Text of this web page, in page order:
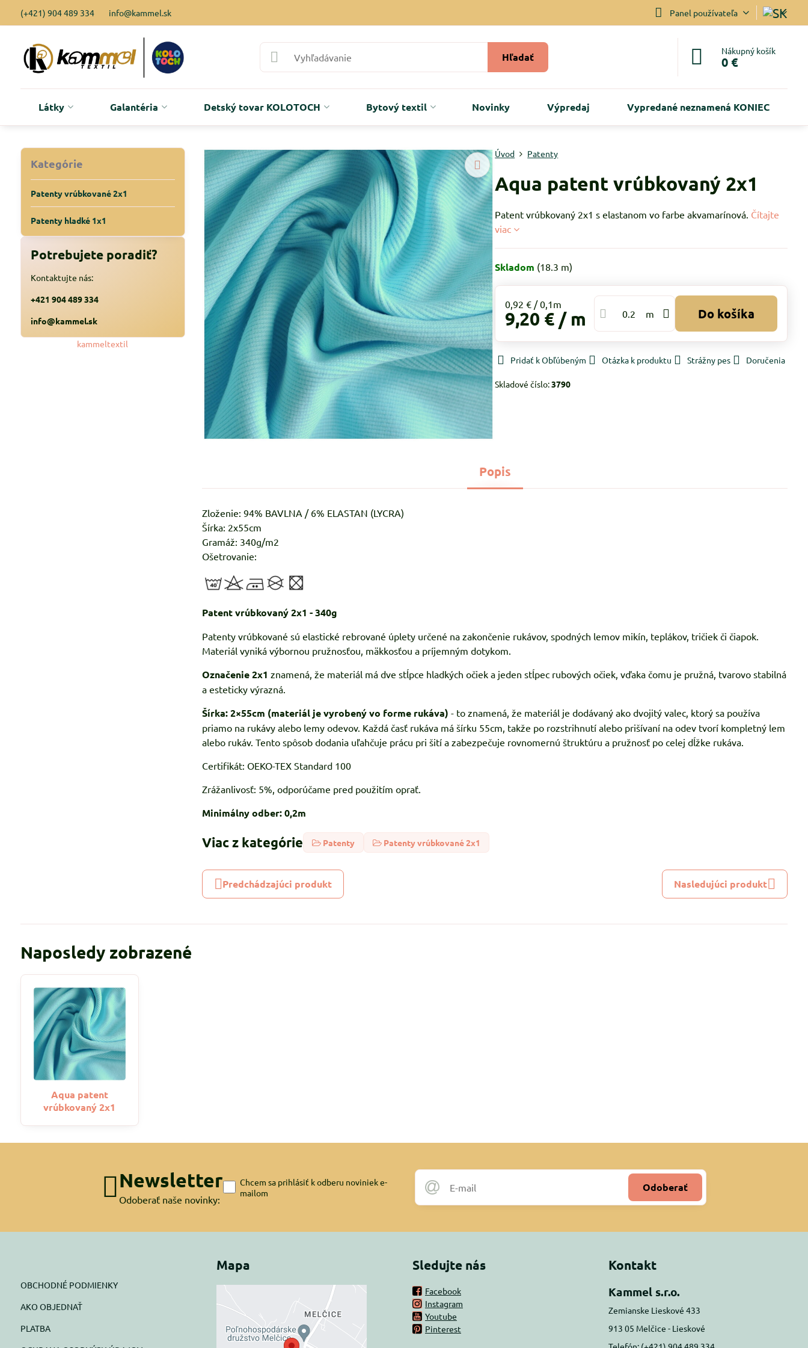
(+421) 904 489 334 info@kammel.sk Panel používateľa
Hľadať Nákupný košík
0 €
Látky Galantéria Detský tovar KOLOTOCH Bytový textil Novinky Výpredaj Vypredané neznamená KONIEC
Úvod Patenty
Aqua patent vrúbkovaný 2x1
Patent vrúbkovaný 2x1 s elastanom vo farbe akvamarínová. Čítajte
viac
Skladom (18.3 m)
0,92 €
9,20 € / m m Do košíka
Pridať k Obľúbeným Otázka k produktu Strážny pes Doručenia
Skladové číslo:3790
Popis
Zloženie: 94% BAVLNA / 6% ELASTAN (LYCRA)
Šírka: 2x55cm
Gramáž: 340g/m2
Ošetrovanie:
Patent vrúbkovaný 2x1 - 340g
Patenty vrúbkované sú elastické rebrované úplety určené na zakončenie rukávov, spodných lemov mikín, teplákov, tričiek či čiapok.
Materiál vyniká výbornou pružnosťou, mäkkosťou a príjemným dotykom.
Označenie 2x1 znamená, že materiál má dve stĺpce hladkých očiek a jeden stĺpec rubových očiek, vďaka čomu je pružná, tvarovo stabilná
a esteticky výrazná.
Šírka: 2×55cm (materiál je vyrobený vo forme rukáva) - to znamená, že materiál je dodávaný ako dvojitý valec, ktorý sa používa
priamo na rukávy alebo lemy odevov. Každá časť rukáva má šírku 55cm, takže po rozstrihnutí alebo prišívaní na odev tvorí kompletný lem
alebo rukáv. Tento spôsob dodania uľahčuje prácu pri šití a zabezpečuje rovnomernú štruktúru a pružnosť po celej dĺžke rukáva.
Certifikát: OEKO-TEX Standard 100
Zrážanlivosť: 5%, odporúčame pred použitím oprať.
Minimálny odber: 0,2m
Viac z kategórie Patenty Patenty vrúbkované 2x1
Predchádzajúci produkt Nasledujúci produkt
Kategórie
Patenty vrúbkované 2x1
Patenty hladké 1x1
Potrebujete poradiť?
Kontaktujte nás:
+421 904 489 334
info@kammel.sk
kammeltextil
Naposledy zobrazené
Aqua patent
vrúbkovaný 2x1
Newsletter
Odoberať naše novinky:
Odoberať
Chcem sa prihlásiť k odberu noviniek e-
mailom
OBCHODNÉ PODMIENKY
AKO OBJEDNAŤ
PLATBA
Mapa
Externý obsah je
blokovaný Voľbami
Sledujte nás
Facebook
Instagram
Youtube
Pinterest
Kontakt
Kammel s.r.o.
Zemianske Lieskové 433
913 05 Melčice - Lieskové